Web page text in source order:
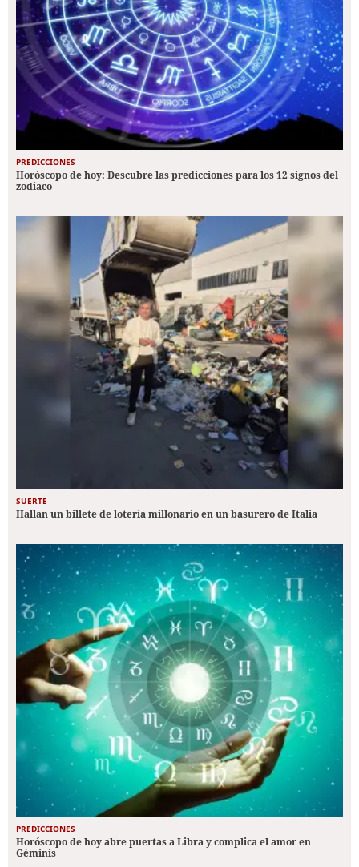
PREDICCIONES
Horóscopo de hoy: Descubre las predicciones para los 12 signos del
zodiaco
SUERTE
Hallan un billete de lotería millonario en un basurero de Italia
PREDICCIONES
Horóscopo de hoy abre puertas a Libra y complica el amor en
Géminis